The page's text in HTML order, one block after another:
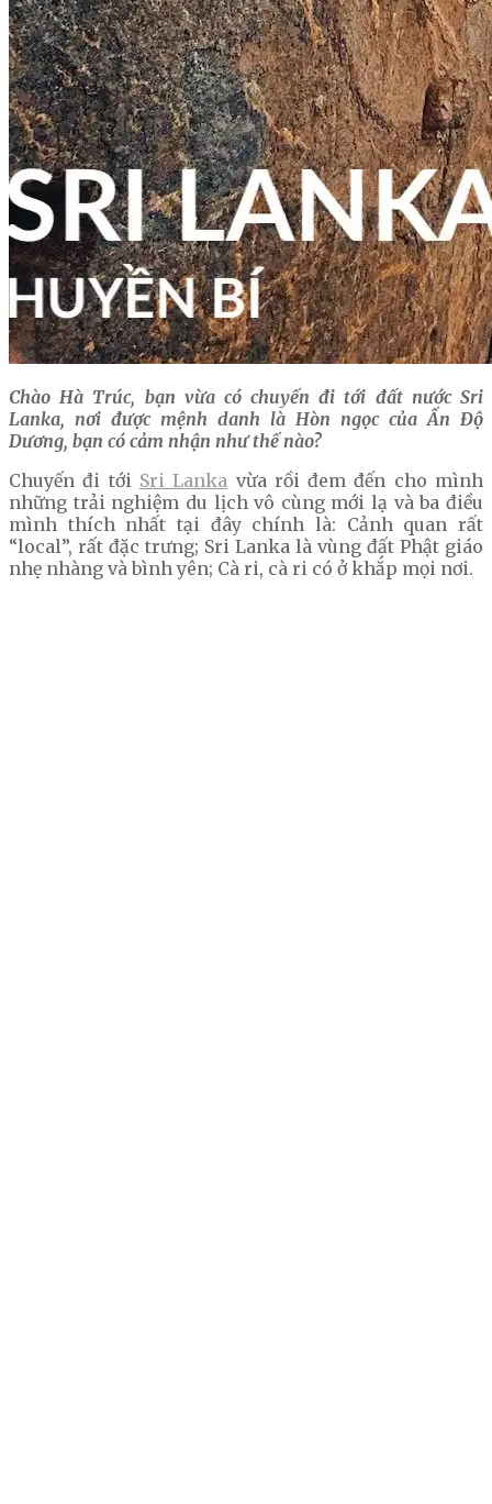
Chào Hà Trúc, bạn vừa có chuyến đi tới đất nước Sri
Lanka, nơi được mệnh danh là Hòn ngọc của Ấn Độ
Dương, bạn có cảm nhận như thế nào?
Chuyến đi tới Sri Lanka vừa rồi đem đến cho mình
những trải nghiệm du lịch vô cùng mới lạ và ba điều
mình thích nhất tại đây chính là: Cảnh quan rất
“local”, rất đặc trưng; Sri Lanka là vùng đất Phật giáo
nhẹ nhàng và bình yên; Cà ri, cà ri có ở khắp mọi nơi.